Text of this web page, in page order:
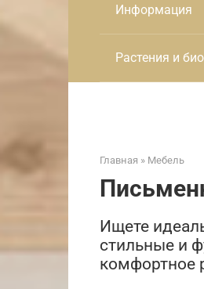
Информация
Растения и
Главная » Мебель
Ищете
стильные и
комфортное